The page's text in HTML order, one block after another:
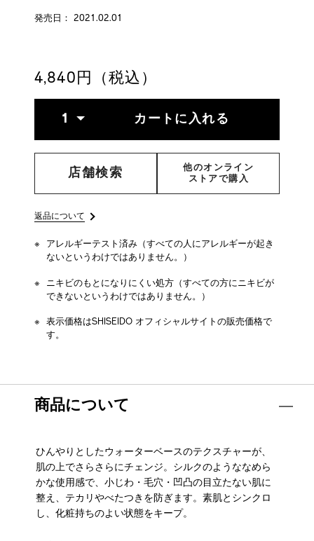
blurring-
4514254984222
発売日： 2021.02.01
4,840円（税込）
OPTIONS
ACTIONS
1 カートに入れる
店舗検索
他のオンライン
ストアで購入
返品について
アレルギーテスト済み（すべての人にアレルギーが起き
ないというわけではありません。）
ニキビのもとになりにくい処方（すべての方にニキビが
できないというわけではありません。）
表示価格はSHISEIDO オフィシャルサイトの販売価格で
す。
商品について
ひんやりとしたウォーターベースのテクスチャーが、
肌の上でさらさらにチェンジ。シルクのようななめら
かな使用感で、小じわ・毛穴・凹凸の目立たない肌に
整え、テカリやべたつきを防ぎます。素肌とシンクロ
し、化粧持ちのよい状態をキープ。